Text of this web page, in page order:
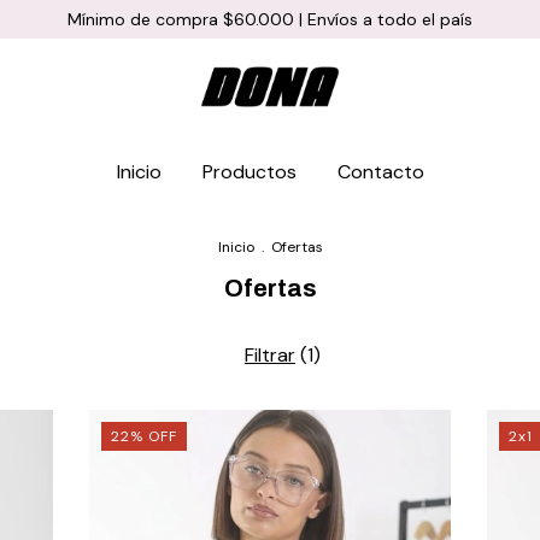
Mínimo de compra $60.000 | Envíos a todo el país
Inicio Productos Contacto
Inicio . Ofertas
Ofertas
Filtrar(1)
22% OFF 2x1